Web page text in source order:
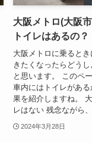
大阪メトロ(大阪
トイレはあるの？
大阪メトロに乗ると
きたくなったらどう
と思います。 このペ
車内にはトイレがあ
果を紹介しますね。
レはない 残念ながら
2024年3月28日